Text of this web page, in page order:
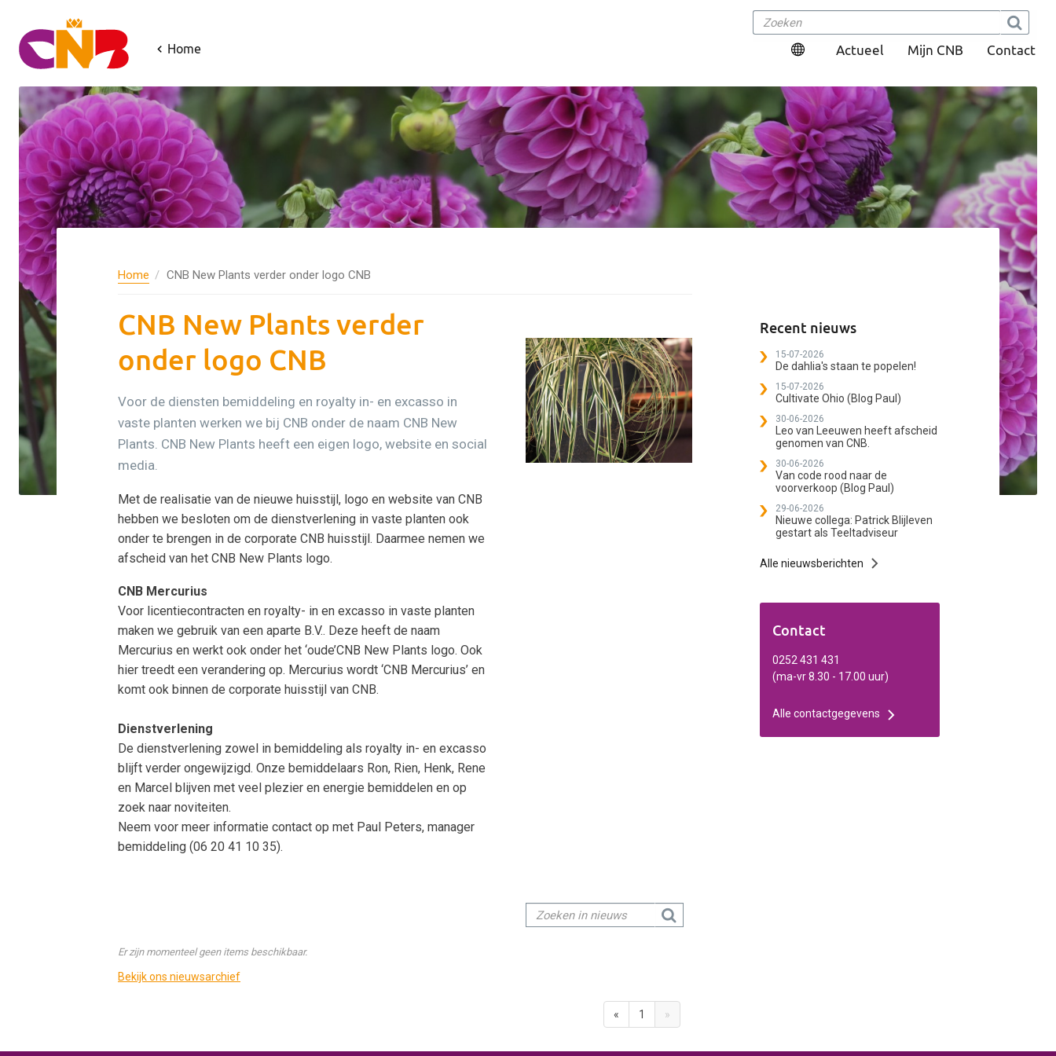
Home Actueel Mijn CNB Contact
Home CNB New Plants verder onder logo CNB
CNB New Plants verder
onder logo CNB
Voor de diensten bemiddeling en royalty in- en excasso in
vaste planten werken we bij CNB onder de naam CNB New
Plants. CNB New Plants heeft een eigen logo, website en social
media.
Met de realisatie van de nieuwe huisstijl, logo en website van CNB
hebben we besloten om de dienstverlening in vaste planten ook
onder te brengen in de corporate CNB huisstijl. Daarmee nemen we
afscheid van het CNB New Plants logo.
CNB Mercurius
Voor licentiecontracten en royalty- in en excasso in vaste planten
maken we gebruik van een aparte B.V.. Deze heeft de naam
Mercurius en werkt ook onder het ‘oude’CNB New Plants logo. Ook
hier treedt een verandering op. Mercurius wordt ‘CNB Mercurius’ en
komt ook binnen de corporate huisstijl van CNB.
Dienstverlening
De dienstverlening zowel in bemiddeling als royalty in- en excasso
blijft verder ongewijzigd. Onze bemiddelaars Ron, Rien, Henk, Rene
en Marcel blijven met veel plezier en energie bemiddelen en op
zoek naar noviteiten.
Neem voor meer informatie contact op met Paul Peters, manager
bemiddeling (06 20 41 10 35).
Er zijn momenteel geen items beschikbaar.
Bekijk ons nieuwsarchief
« 1 »
Recent nieuws
15-07-2026
De dahlia's staan te popelen!
15-07-2026
Cultivate Ohio (Blog Paul)
30-06-2026
Leo van Leeuwen heeft afscheid
genomen van CNB.
30-06-2026
Van code rood naar de
voorverkoop (Blog Paul)
29-06-2026
Nieuwe collega: Patrick Blijleven
gestart als Teeltadviseur
Alle nieuwsberichten
Contact
0252 431 431
(ma-vr 8.30 - 17.00 uur)
Alle contactgegevens